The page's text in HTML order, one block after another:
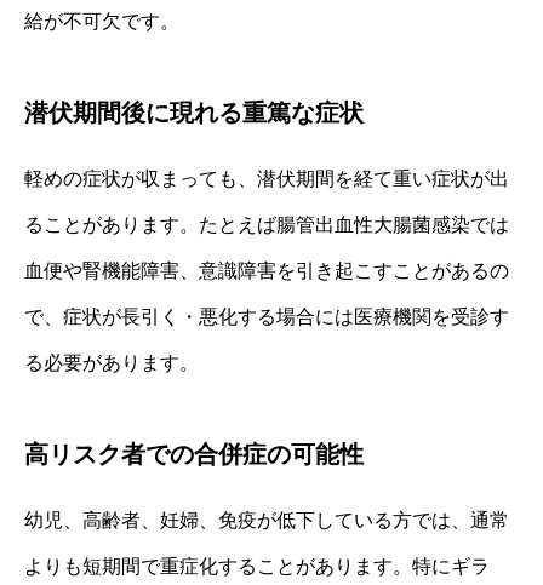
給が不可欠です。
潜伏期間後に現れる重篤な症状
軽めの症状が収まっても、潜伏期間を経て重い症状が出
ることがあります。たとえば腸管出血性大腸菌感染では
血便や腎機能障害、意識障害を引き起こすことがあるの
で、症状が長引く・悪化する場合には医療機関を受診す
る必要があります。
高リスク者での合併症の可能性
幼児、高齢者、妊婦、免疫が低下している方では、通常
よりも短期間で重症化することがあります。特にギラ